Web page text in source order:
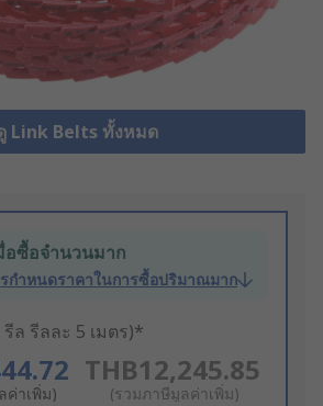
Link Belts ทั้งหมด
อซื้อจำนวนมาก
รกำหนดราคาในการซื้อปริมาณมาก
ล รีลละ 5 เมตร)*
ค่าเพิ่ม)
THB12,245.85
(รวมภาษีมูลค่าเพิ่ม)